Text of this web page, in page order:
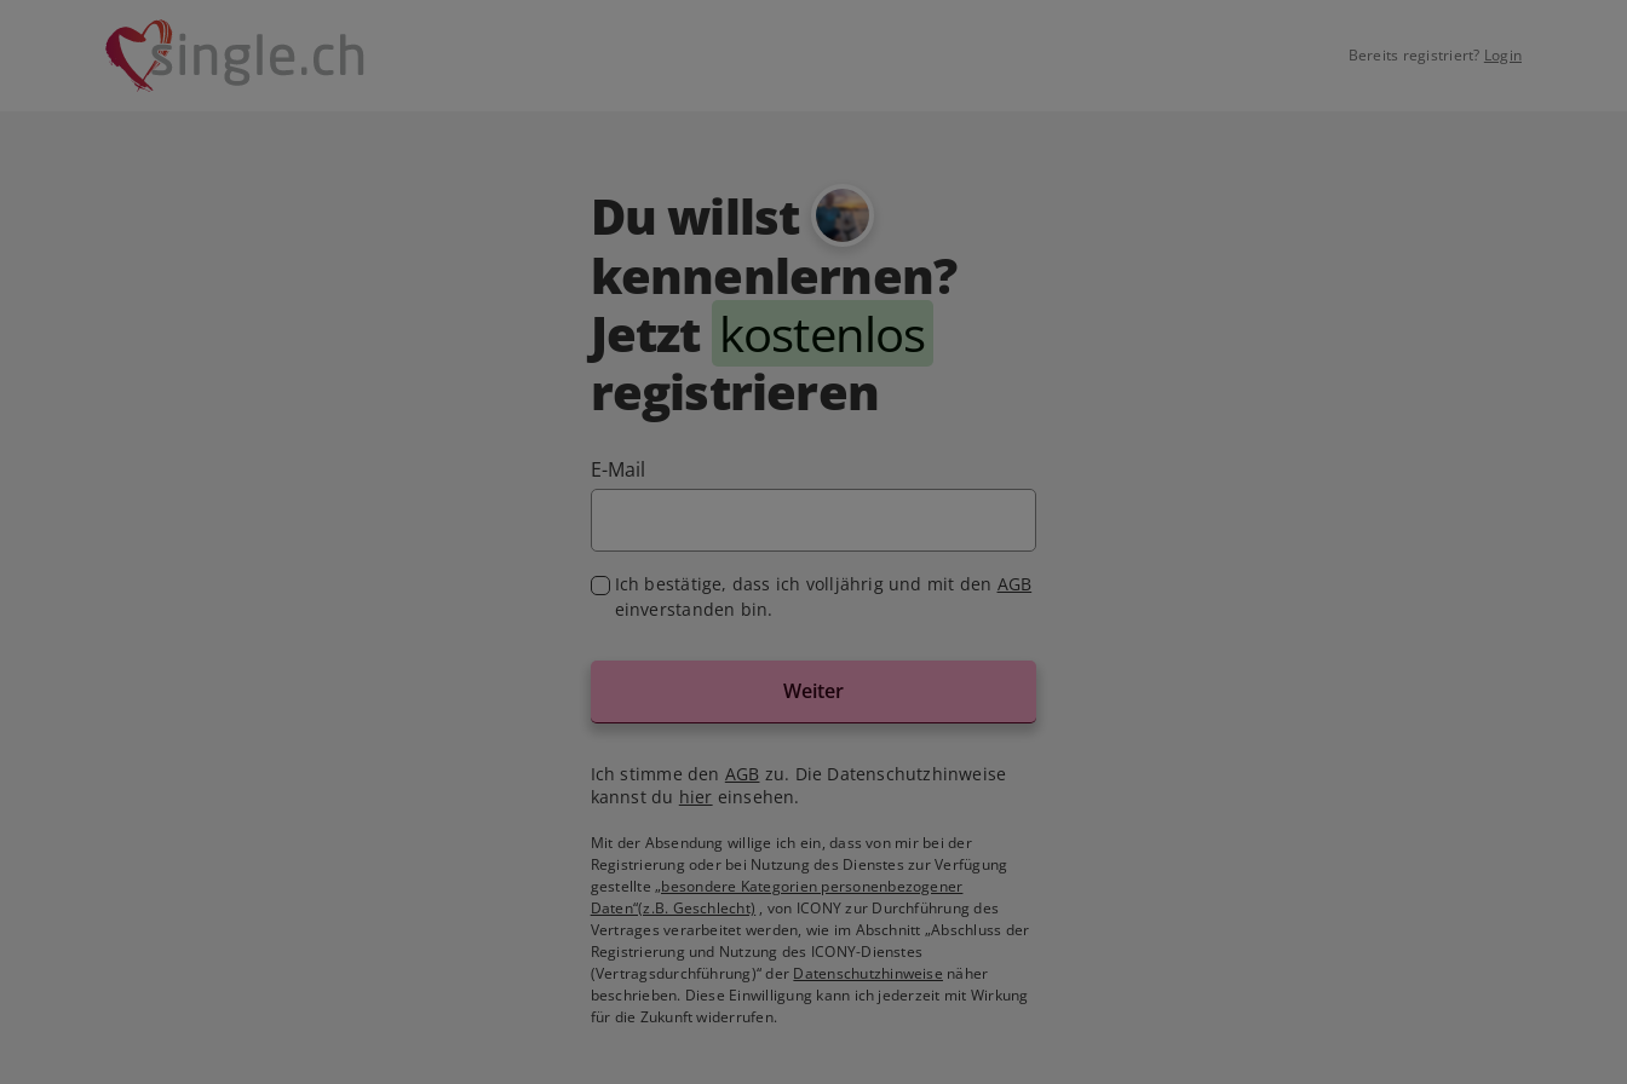
Bereits registriert? Login
Du willst
kennenlernen?
Jetzt kostenlos
registrieren
E-Mail
Ich bestätige, dass ich volljährig und mit den AGB
einverstanden bin.
Weiter
Ich stimme den AGB zu. Die Datenschutzhinweise
kannst du hier einsehen.
Mit der Absendung willige ich ein, dass von mir bei der
Registrierung oder bei Nutzung des Dienstes zur Verfügung
gestellte„besondere Kategorien personenbezogener
Daten“(z.B. Geschlecht) , von ICONY zur Durchführung des
Vertrages verarbeitet werden, wie im Abschnitt „Abschluss der
Registrierung und Nutzung des ICONY-Dienstes
(Vertragsdurchführung)“ der Datenschutzhinweise näher
beschrieben. Diese Einwilligung kann ich jederzeit mit Wirkung
für die Zukunft widerrufen.